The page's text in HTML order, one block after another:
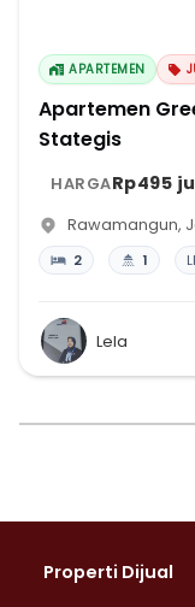
APARTEMEN
Apartemen
Stategis
HARGARp495
Rawamangun,
2 1
Lela
Properti Dijual